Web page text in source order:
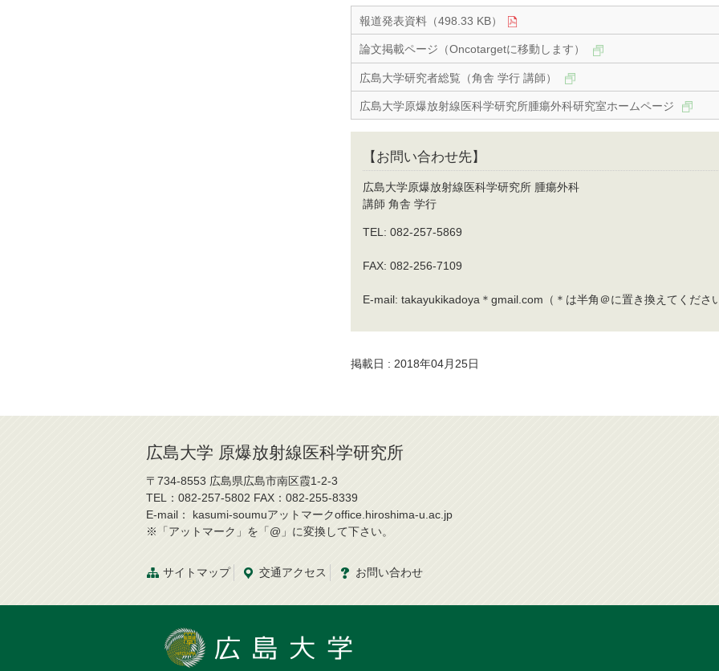
報道発表資料（498.33 KB）
論文掲載ページ（Oncotargetに移動します）
広島大学研究者総覧（角舎 学行 講師）
広島大学原爆放射線医科学研究所腫瘍外科研究室ホームページ
【お問い合わせ先】
広島大学原爆放射線医科学研究所 腫瘍外科
講師 角舎 学行
TEL: 082-257-5869
FAX: 082-256-7109
E-mail: takayukikadoya＊gmail.com（＊は半角＠に置き換えてくださ
掲載日 : 2018年04月25日
広島大学 原爆放射線医科学研究所
〒734-8553 広島県広島市南区霞1-2-3
TEL：082-257-5802 FAX：082-255-8339
E-mail： kasumi-soumuアットマークoffice.hiroshima-u.ac.jp
※「アットマーク」を「@」に変換して下さい。
サイトマップ 交通アクセス お問い合わせ